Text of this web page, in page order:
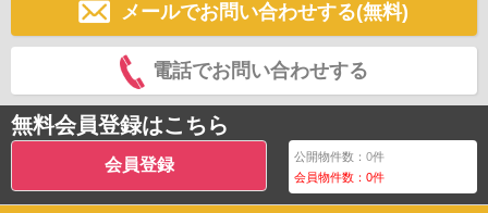
メールでお問い合わせする(無料)
電話でお問い合わせする
無料会員登録はこちら
会員登録 公開物件数：0件
会員物件数：0件